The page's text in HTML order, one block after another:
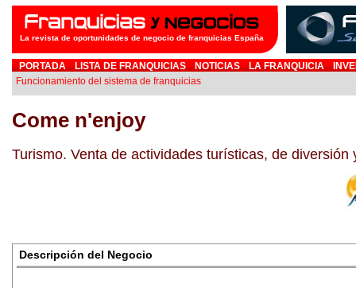
La revista de oportunidades de negocio de franquicias España
PORTADA LISTA DE FRANQUICIAS NOTICIAS LA FRANQUICIA
Funcionamiento del sistema de franquicias
Come n'enjoy
Turismo. Venta de actividades turísticas, de diversión
Descripción del Negocio